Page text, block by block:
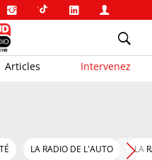
Articles Intervenez
LA RADIO DE L'AUTO LA